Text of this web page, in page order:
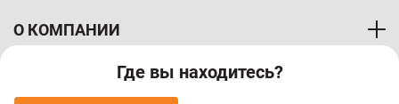
Где вы находитесь?
О КОМПАНИИ
ПОКУПАТЕЛЯМ